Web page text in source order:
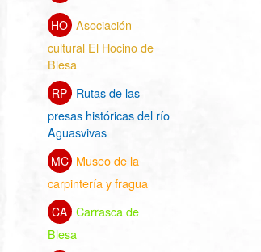
HO Asociación
cultural El Hocino de
Blesa
RP Rutas de las
presas históricas del río
Aguasvivas
MC Museo de la
carpintería y fragua
CA Carrasca de
Blesa